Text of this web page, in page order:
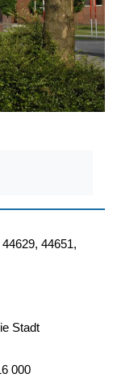
44651,
Stadt
000